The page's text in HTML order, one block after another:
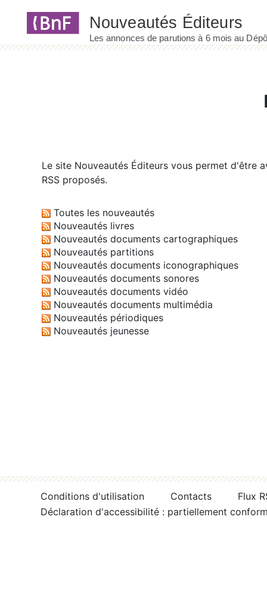
Le site Nouveautés Éditeurs vous permet d'être
RSS proposés.
Toutes les nouveautés
Nouveautés livres
Nouveautés documents cartographiques
Nouveautés partitions
Nouveautés documents iconographiques
Nouveautés documents sonores
Nouveautés documents vidéo
Nouveautés documents multimédia
Nouveautés périodiques
Nouveautés jeunesse
Conditions d'utilisation Contacts
Flux
Déclaration d'accessibilité : partiellement